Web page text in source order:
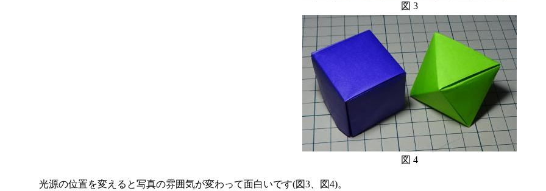
図 3
図 4
光源の位置を変えると写真の雰囲気が変わって面白いです(図3、図4)。